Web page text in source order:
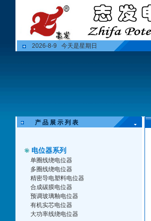
2026-8-9 今天是星期日
产 品 展 示 列 表
电位器系列
单圈线绕电位器
多圈线绕电位器
精密导电塑料电位器
合成碳膜电位器
预调玻璃釉电位器
有机实芯电位器
大功率线绕电位器